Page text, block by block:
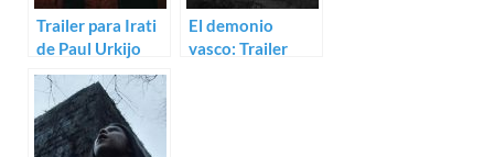
Trailer para Irati
de Paul Urkijo
Alijo
El demonio
vasco: Trailer